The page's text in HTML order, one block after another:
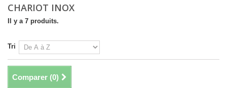
CHARIOT INOX
Il y a 7 produits.
Tri
Comparer (0)